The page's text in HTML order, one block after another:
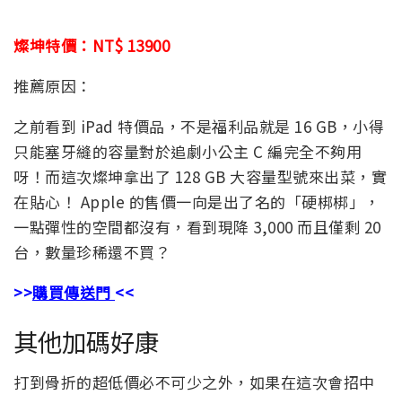
燦坤特價：NT$ 13900
推薦原因：
之前看到 iPad 特價品，不是福利品就是 16 GB，小得
只能塞牙縫的容量對於追劇小公主 C 編完全不夠用
呀！而這次燦坤拿出了 128 GB 大容量型號來出菜，實
在貼心！ Apple 的售價一向是出了名的「硬梆梆」，
一點彈性的空間都沒有，看到現降 3,000 而且僅剩 20
台，數量珍稀還不買？
>>購買傳送門 <<
其他加碼好康
打到骨折的超低價必不可少之外，如果在這次會招中